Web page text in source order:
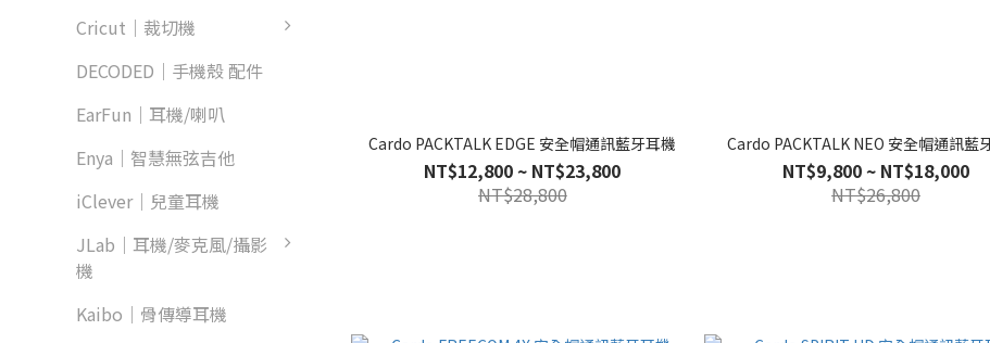
Cricut｜裁切機
DECODED｜手機殼 配件
EarFun｜耳機/喇叭
Enya｜智慧無弦吉他
iClever｜兒童耳機
JLab｜耳機/麥克風/攝影
機
Kaibo｜骨傳導耳機
Cardo PACKTALK EDGE 安全帽通訊藍牙耳機
NT$12,800 ~ NT$23,800
NT$28,800
Cardo PACKTALK NEO 安全帽通訊藍
NT$9,800 ~ NT$18,000
NT$26,800